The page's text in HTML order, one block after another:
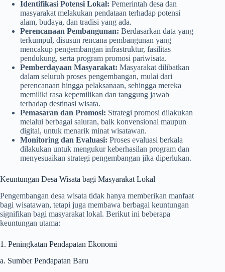
Identifikasi Potensi Lokal: Pemerintah desa dan
masyarakat melakukan pendataan terhadap potensi
alam, budaya, dan tradisi yang ada.
Perencanaan Pembangunan: Berdasarkan data yang
terkumpul, disusun rencana pembangunan yang
mencakup pengembangan infrastruktur, fasilitas
pendukung, serta program promosi pariwisata.
Pemberdayaan Masyarakat: Masyarakat dilibatkan
dalam seluruh proses pengembangan, mulai dari
perencanaan hingga pelaksanaan, sehingga mereka
memiliki rasa kepemilikan dan tanggung jawab
terhadap destinasi wisata.
Pemasaran dan Promosi: Strategi promosi dilakukan
melalui berbagai saluran, baik konvensional maupun
digital, untuk menarik minat wisatawan.
Monitoring dan Evaluasi: Proses evaluasi berkala
dilakukan untuk mengukur keberhasilan program dan
menyesuaikan strategi pengembangan jika diperlukan.
Keuntungan Desa Wisata bagi Masyarakat Lokal
Pengembangan desa wisata tidak hanya memberikan manfaat
bagi wisatawan, tetapi juga membawa berbagai keuntungan
signifikan bagi masyarakat lokal. Berikut ini beberapa
keuntungan utama:
1. Peningkatan Pendapatan Ekonomi
a. Sumber Pendapatan Baru